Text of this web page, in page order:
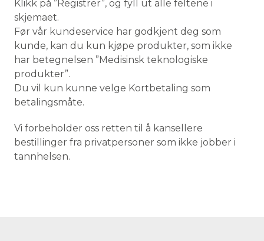
Klikk på ”Registrer”, og fyll ut alle feltene i
skjemaet.
Før vår kundeservice har godkjent deg som
kunde, kan du kun kjøpe produkter, som ikke
har betegnelsen ”Medisinsk teknologiske
produkter”.
Du vil kun kunne velge Kortbetaling som
betalingsmåte.
Vi forbeholder oss retten til å kansellere
bestillinger fra privatpersoner som ikke jobber i
tannhelsen.